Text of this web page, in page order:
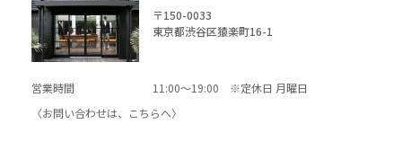
〒150-0033
東京都渋谷区猿楽町16-1
営業時間
11:00～19:00 ※定休日 月曜日
〈お問い合わせは、
こちらへ〉